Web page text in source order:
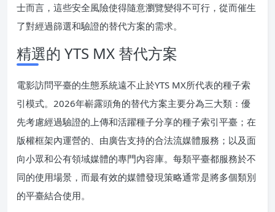
士而言，這些安全風險使得隨意瀏覽變得不可行，從而催生
了對經過篩選和驗證的替代方案的需求。
精選的 YTS MX 替代方案
電影訪問平臺的生態系統遠不止於YTS MX所代表的種子索
引模式。2026年嶄露頭角的替代方案主要分為三大類：優
先考慮經過驗證的上傳和活躍種子分享的種子索引平臺；在
版權框架內運營的、由廣告支持的合法流媒體服務；以及面
向小眾和公有領域媒體的專門內容庫。每類平臺都服務於不
同的使用場景，而最有效的媒體發現策略通常是將多個類別
的平臺結合使用。